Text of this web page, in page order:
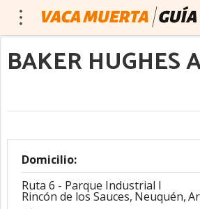
BAKER HUGHES
Domicilio:
Ruta 6 - Parque Industrial I
Rincón de los Sauces, Neuquén,